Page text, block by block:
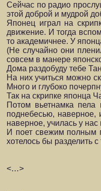
Сейчас по радио
этой доброй и мудрой
Японец играл на
движение. И тогда
то академичнее. У
(Не случайно они
совсем в манере
Дома раздобуду тебе
На них учиться можно
Много и глубоко
Так на скрипке японца
Потом вьетнамка
поднебесью, наверное,
наверное, училась у
И поет свежим полным
хотелось бы разделить
<…>